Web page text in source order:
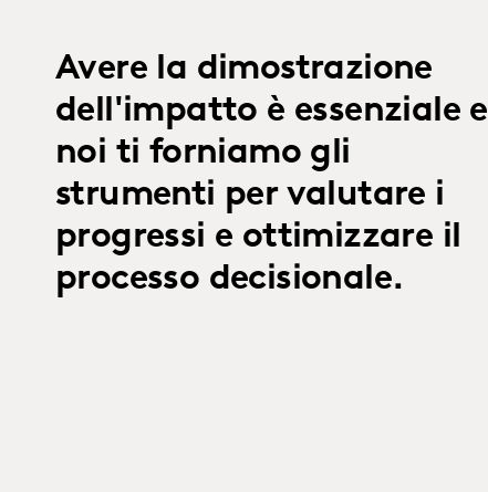
Avere la dimostrazione
dell'impatto è essenziale e
noi ti forniamo gli
strumenti per valutare i
progressi e ottimizzare il
processo decisionale.